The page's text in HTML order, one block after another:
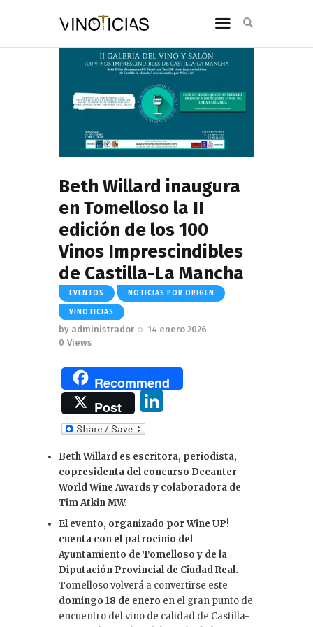
Beth Willard inaugura
en Tomelloso la II
edición de los 100
Vinos Imprescindibles
de Castilla-La Mancha
EVENTOS NOTICIAS POR ORIGEN
VINOTICIAS
by administrador
14 enero 2026
0 Views
Recommend
Post
e
dI
Beth Willard es escritora, periodista,
copresidenta del concurso Decanter
World Wine Awards y colaboradora de
Tim Atkin MW.
El evento, organizado por Wine UP!
cuenta con el patrocinio del
Ayuntamiento de Tomelloso y de la
Diputación Provincial de Ciudad Real.
Tomelloso volverá a convertirse este
domingo 18 de enero en el gran punto de
encuentro del vino de calidad de Castilla-